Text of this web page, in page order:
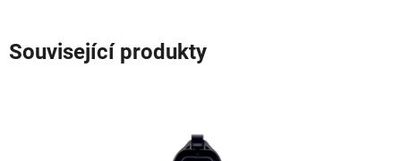
Související produkty